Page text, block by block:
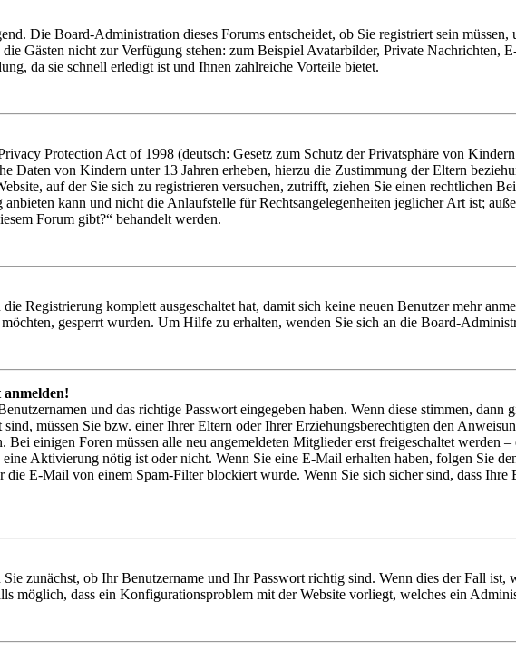
Die Board-Administration dieses Forums entscheidet, ob Sie registriert sein
Gästen nicht zur Verfügung stehen: zum Beispiel Avatarbilder, Private Nachrichten,
da sie schnell erledigt ist und Ihnen zahlreiche Vorteile bietet.
Protection Act of 1998 (deutsch: Gesetz zum Schutz der Privatsphäre von
Daten von Kindern unter 13 Jahren erheben, hierzu die Zustimmung der Eltern
auf der Sie sich zu registrieren versuchen, zutrifft, ziehen Sie einen rechtlichen
anbieten kann und nicht die Anlaufstelle für Rechtsangelegenheiten jeglicher Art ist;
Forum gibt?“ behandelt werden.
Registrierung komplett ausgeschaltet hat, damit sich keine neuen Benutzer mehr
gesperrt wurden. Um Hilfe zu erhalten, wenden Sie sich an die Board-
und das richtige Passwort eingegeben haben. Wenn diese stimmen, dann
sind, müssen Sie bzw. einer Ihrer Eltern oder Ihrer Erziehungsberechtigten den
einigen Foren müssen alle neu angemeldeten Mitglieder erst freigeschaltet werden
Aktivierung nötig ist oder nicht. Wenn Sie eine E-Mail erhalten haben, folgen Sie
die E-Mail von einem Spam-Filter blockiert wurde. Wenn Sie sich sicher sind, dass
zunächst, ob Ihr Benutzername und Ihr Passwort richtig sind. Wenn dies der Fall ist,
möglich, dass ein Konfigurationsproblem mit der Website vorliegt, welches ein